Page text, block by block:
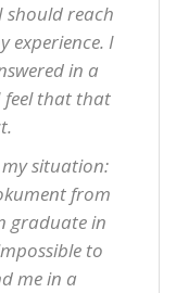
should reach
experience. I
in a
feel that that
situation:
from
graduate in
to
me in a